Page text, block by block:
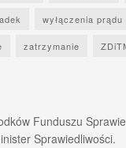
wyłączenia prądu
zatrzymanie
Funduszu
Sprawiedliwości.